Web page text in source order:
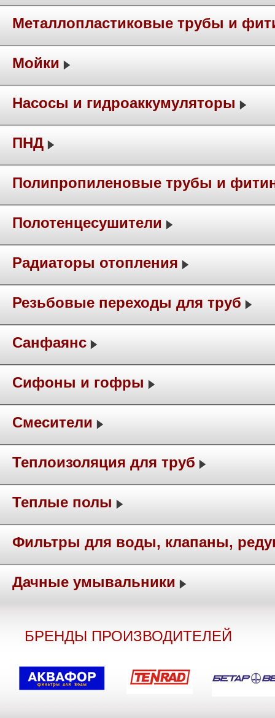
Металлопластиковые трубы и
Мойки
Насосы и гидроаккумуляторы
ПНД
Полипропиленовые трубы и
Полотенцесушители
Радиаторы отопления
Резьбовые переходы для труб
Санфаянс
Сифоны и гофры
Смесители
Теплоизоляция для труб
Теплые полы
Фильтры для воды, клапаны,
Дачные умывальники
БРЕНДЫ ПРОИЗВОДИТЕЛЕЙ